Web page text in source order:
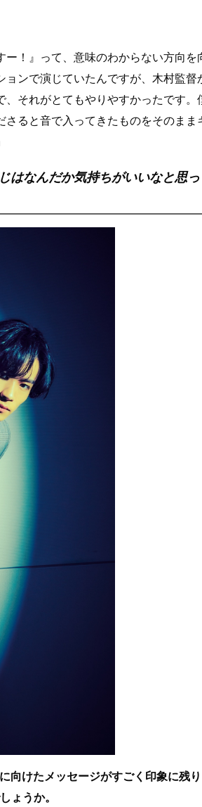
ー！』って、意味のわからない方向を
ンで演じていたんですが、木村監督
、それがとてもやりやすかったです。
ると音で入ってきたものをそのまま
はなんだか気持ちがいいなと思っ
向けたメッセージがすごく印象に残り
ょうか。